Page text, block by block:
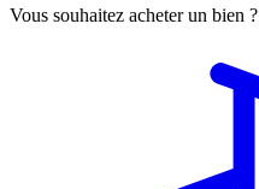
Vous souhaitez acheter un bien ?